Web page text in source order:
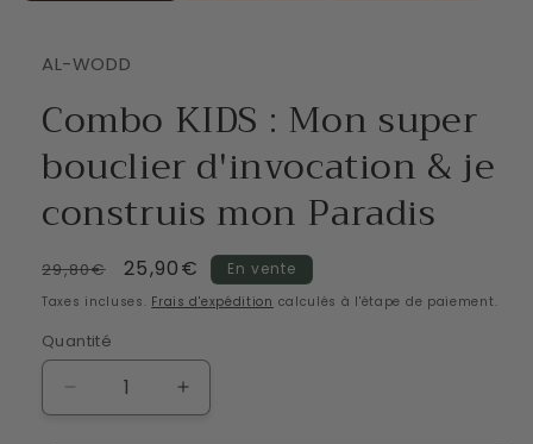
AL-WODD
Combo KIDS : Mon super
bouclier d'invocation & je
construis mon Paradis
Prix
habituel
29,80€
Prix
promotionnel
25,90€ En vente
Taxes incluses. Frais d'expédition calculés à l'étape de paiement.
Quantité
Réduire
la
Augmenter
la